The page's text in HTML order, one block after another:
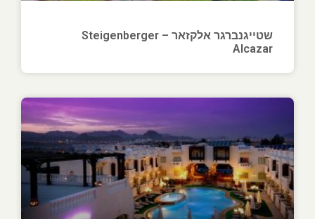
שטייגנברגר אלקזאר – Steigenberger
Alcazar